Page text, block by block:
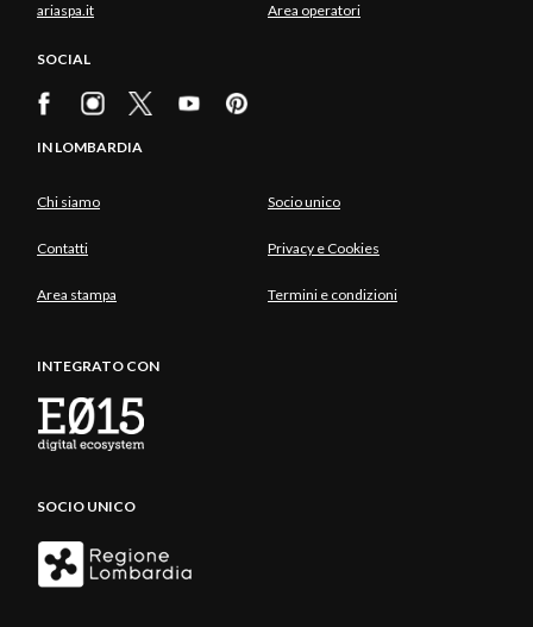
ariaspa.it Area operatori
SOCIAL
IN LOMBARDIA
Chi siamo Socio unico
Contatti Privacy e Cookies
Area stampa Termini e condizioni
INTEGRATO CON
SOCIO UNICO